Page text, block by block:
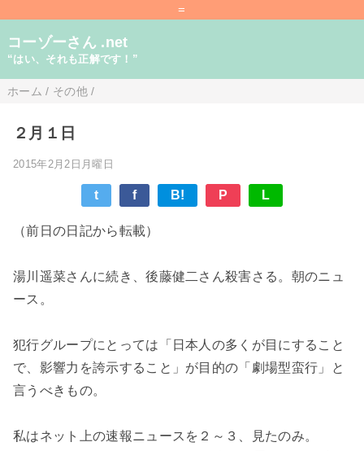
=
コーゾーさん .net
“はい、それも正解です！”
ホーム / その他/
２月１日
2015年2月2日月曜日
t f B! P L
（前日の日記から転載）
湯川遥菜さんに続き、後藤健二さん殺害さる。朝のニュ
ース。
犯行グループにとっては「日本人の多くが目にすること
で、影響力を誇示すること」が目的の「劇場型蛮行」と
言うべきもの。
私はネット上の速報ニュースを２～３、見たのみ。